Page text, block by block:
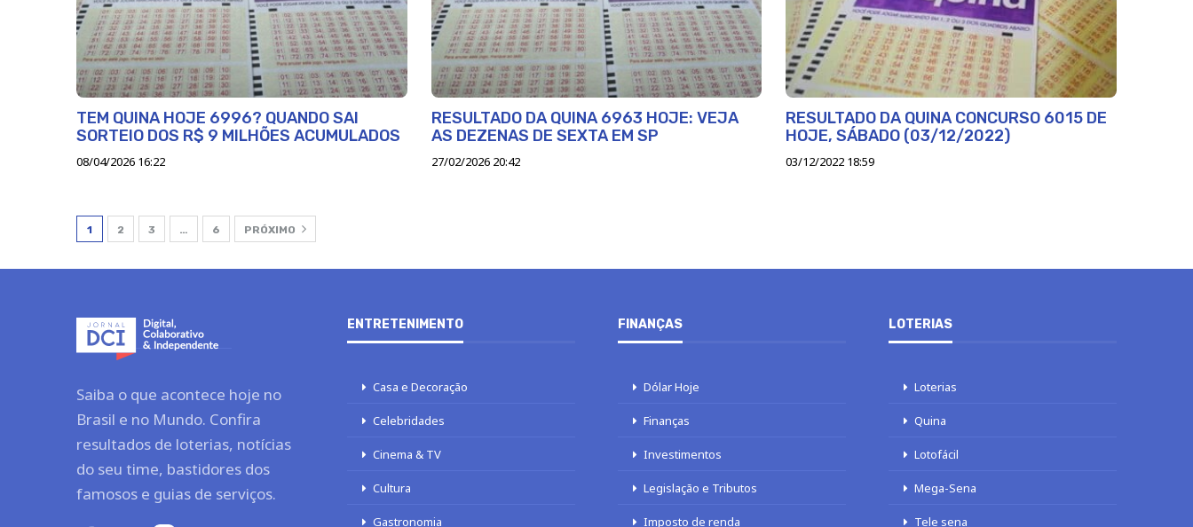
TEM QUINA HOJE 6996? QUANDO SAI
SORTEIO DOS R$ 9 MILHÕES ACUMULADOS
08/04/2026 16:22
RESULTADO DA QUINA 6963 HOJE: VEJA
AS DEZENAS DE SEXTA EM SP
27/02/2026 20:42
RESULTADO DA QUINA CONCURSO 6015 DE
HOJE, SÁBADO (03/12/2022)
03/12/2022 18:59
1 2 3 … 6 PRÓXIMO
Saiba o que acontece hoje no
Brasil e no Mundo. Confira
resultados de loterias, notícias
do seu time, bastidores dos
famosos e guias de serviços.
ENTRETENIMENTO
Casa e Decoração
Celebridades
Cinema & TV
Cultura
Gastronomia
FINANÇAS
Dólar Hoje
Finanças
Investimentos
Legislação e Tributos
Imposto de renda
LOTERIAS
Loterias
Quina
Lotofácil
Mega-Sena
Tele sena